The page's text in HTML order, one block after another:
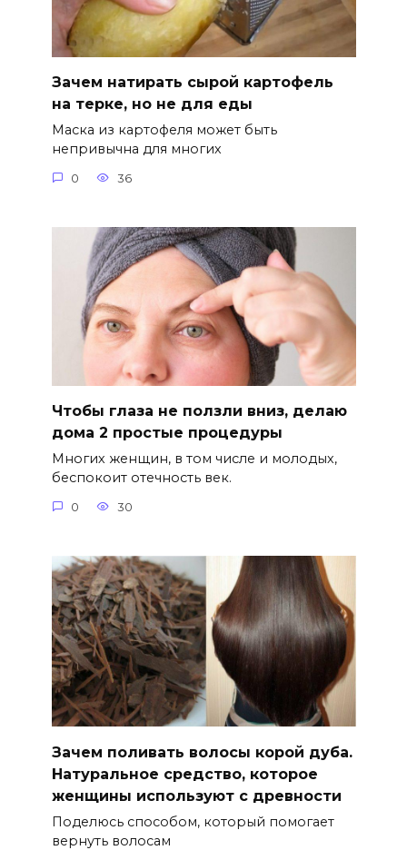
Зачем натирать сырой картофель
на терке, но не для еды
Маска из картофеля может быть
непривычна для многих
0 36
Чтобы глаза не ползли вниз, делаю
дома 2 простые процедуры
Многих женщин, в том числе и молодых,
беспокоит отечность век.
0 30
Зачем поливать волосы корой дуба.
Натуральное средство, которое
женщины используют с древности
Поделюсь способом, который помогает
вернуть волосам